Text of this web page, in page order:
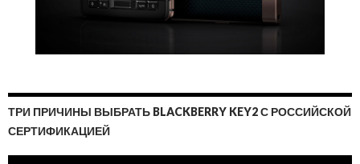
ТРИ ПРИЧИНЫ ВЫБРАТЬ BLACKBERRY KEY2 С РОССИЙСКОЙ
СЕРТИФИКАЦИЕЙ